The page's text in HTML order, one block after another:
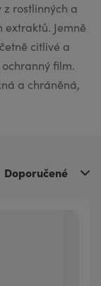
rostlinných a
Jemně
citlivé a
film.
a chráněná,
Doporučené